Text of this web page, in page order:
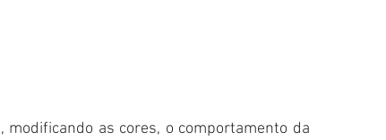
as cores, o comportamento da